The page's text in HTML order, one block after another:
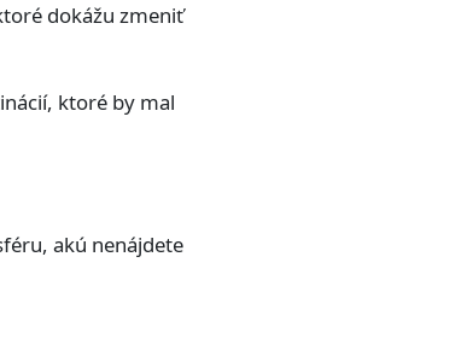
dokážu zmeniť
ktoré by mal
akú nenájdete